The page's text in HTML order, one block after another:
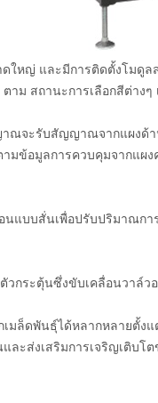
ใหญ่ และมีการติดตั้งโมดู
ม สถานะการเลือกสีต่างๆ
จะรับสัญญาณจากแผงด้า
ข้อมูลการควบคุมจากแผ
แบบสั่นเพื่อปรับปริมาณก
กระตุ้นซึ่งขับเคลื่อนวาล์ว
เมล็ดพันธุ์ได้หลากหลายตั้ง
ส่งเสริมการเจริญเติบโต